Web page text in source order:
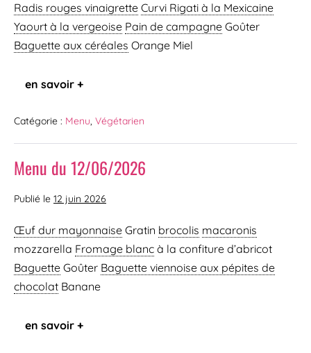
Radis rouges vinaigrette Curvi Rigati à la Mexicaine
Yaourt à la vergeoise Pain de campagne Goûter
Baguette aux céréales Orange Miel
en savoir +
Catégorie : Menu, Végétarien
Menu du 12/06/2026
Publié le 12 juin 2026
Œuf dur mayonnaise Gratin brocolis macaronis
mozzarella Fromage blanc à la confiture d’abricot
Baguette Goûter Baguette viennoise aux pépites de
chocolat Banane
en savoir +